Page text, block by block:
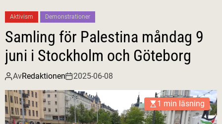
Aktivism Demonstrationer
Samling för Palestina måndag 9
juni i Stockholm och Göteborg
AvRedaktionen 2025-06-08
1 min läsning